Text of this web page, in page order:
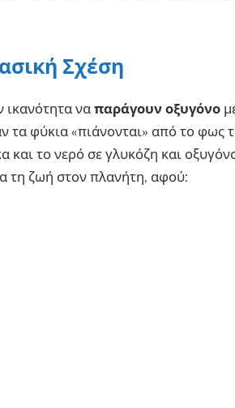
Σχέση
ικανότητα να παράγουν οξυγόνο
τα φύκια «πιάνονται» από το φως
και το νερό σε γλυκόζη και
τη ζωή στον πλανήτη, αφού: